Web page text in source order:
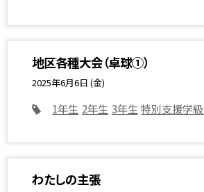
地区各種大会（卓球①）
2025年6月6日 (金)
1年生 2年生 3年生 特別支援学級
わたしの主張